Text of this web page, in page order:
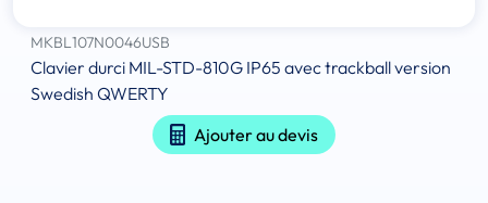
MKBL107N0046USB
Clavier durci MIL-STD-810G IP65 avec trackball version
Swedish QWERTY
Ajouter au devis